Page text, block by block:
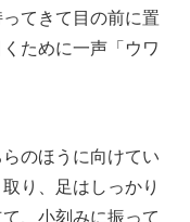
てきて目の前に置
ために一声「ウワ
のほうに向けてい
り、足はしっかり
、小刻みに振って